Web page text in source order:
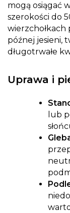
mogą osiągać
szerokości do
wierzchołkach
późnej jesieni,
długotrwałe
Uprawa i
lub